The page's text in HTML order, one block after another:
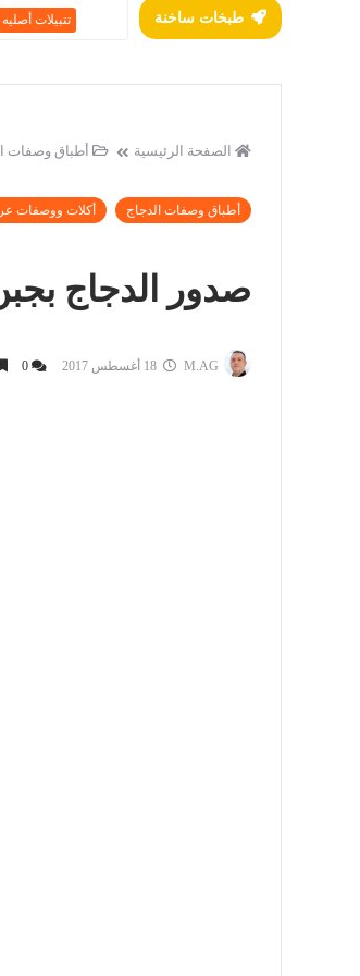
طبخات ساخنة تتبيلات أصليه
الصفحة الرئيسية أطباق وصفات
أطباق وصفات الدجاج أكلات ووصفات
صدور الدجاج
M.AG
0